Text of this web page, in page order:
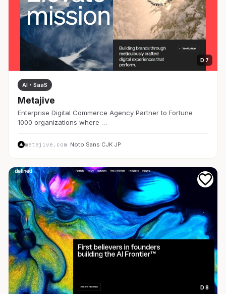
D 7
AI・SaaS
Metajive
Enterprise Digital Commerce Agency Partner to Fortune
1000 organizations where …
metajive.com· Noto Sans CJK JP
D 8